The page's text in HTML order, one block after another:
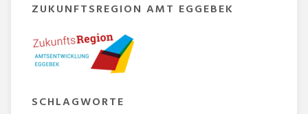
ZUKUNFTSREGION AMT EGGEBEK
SCHLAGWORTE